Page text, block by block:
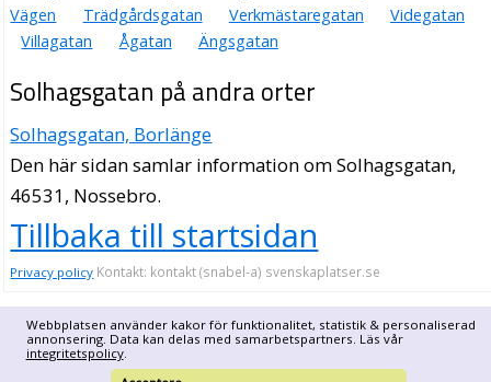
Webbplatsen använder kakor för funktionalitet, statistik & personaliserad
annonsering. Data kan delas med samarbetspartners. Läs vår
integritetspolicy.
Vägen
Trädgårdsgatan Verkmästaregatan
Videgatan
Villagatan
Ågatan Ängsgatan
Solhagsgatan på andra orter
Solhagsgatan, Borlänge
Den här sidan samlar information om Solhagsgatan,
46531, Nossebro.
Tillbaka till startsidan
Privacy policy Kontakt: kontakt (snabel-a) svenskaplatser.se